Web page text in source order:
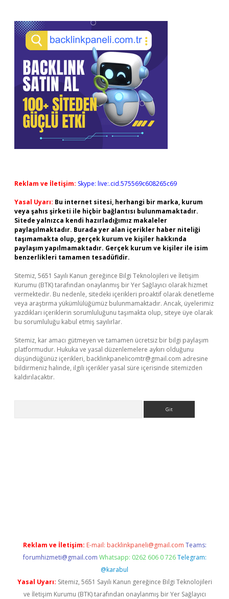
Reklam ve İletişim: Skype: live:.cid.575569c608265c69
Yasal Uyarı: Bu internet sitesi, herhangi bir marka, kurum
veya şahıs şirketi ile hiçbir bağlantısı bulunmamaktadır.
Sitede yalnızca kendi hazırladığımız makaleler
paylaşılmaktadır. Burada yer alan içerikler haber niteliği
taşımamakta olup, gerçek kurum ve kişiler hakkında
paylaşım yapılmamaktadır. Gerçek kurum ve kişiler ile isim
benzerlikleri tamamen tesadüfidir.
Sitemiz, 5651 Sayılı Kanun gereğince Bilgi Teknolojileri ve İletişim
Kurumu (BTK) tarafından onaylanmış bir Yer Sağlayıcı olarak hizmet
vermektedir. Bu nedenle, sitedeki içerikleri proaktif olarak denetleme
veya araştırma yükümlülüğümüz bulunmamaktadır. Ancak, üyelerimiz
yazdıkları içeriklerin sorumluluğunu taşımakta olup, siteye üye olarak
bu sorumluluğu kabul etmiş sayılırlar.
Sitemiz, kar amacı gütmeyen ve tamamen ücretsiz bir bilgi paylaşım
platformudur. Hukuka ve yasal düzenlemelere aykırı olduğunu
düşündüğünüz içerikleri, backlinkpanelicomtr@gmail.com adresine
bildirmeniz halinde, ilgili içerikler yasal süre içerisinde sitemizden
kaldırılacaktır.
Reklam ve İletişim: E-mail: backlinkpaneli@gmail.com Teams:
forumhizmeti@gmail.com Whatsapp: 0262 606 0 726 Telegram:
@karabul
Yasal Uyarı: Sitemiz, 5651 Sayılı Kanun gereğince Bilgi Teknolojileri
ve İletişim Kurumu (BTK) tarafından onaylanmış bir Yer Sağlayıcı